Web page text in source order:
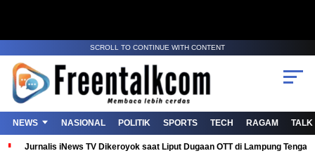
SCROLL TO CONTINUE WITH CONTENT
NEWS NASIONAL POLITIK SPORTS TECH RAGAM TALK
Jurnalis iNews TV Dikeroyok saat Liput Dugaan OTT di Lampung